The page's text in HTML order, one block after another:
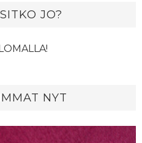
JO?
NYT